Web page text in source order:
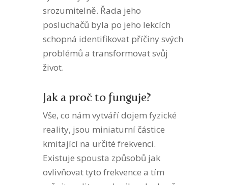
srozumitelně. Řada jeho
posluchačů byla po jeho lekcích
schopná identifikovat příčiny svých
problémů a transformovat svůj
život.
Jak a proč to funguje?
Vše, co nám vytváří dojem fyzické
reality, jsou miniaturní částice
kmitající na určité frekvenci.
Existuje spousta způsobů jak
ovlivňovat tyto frekvence a tím